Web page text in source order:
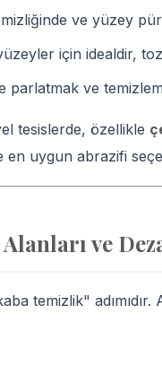
ve yüzey
için idealdir,
parlatmak ve
tesislerde, özellikle
en uygun abrazifi
ve
temizlik" adımıdır.